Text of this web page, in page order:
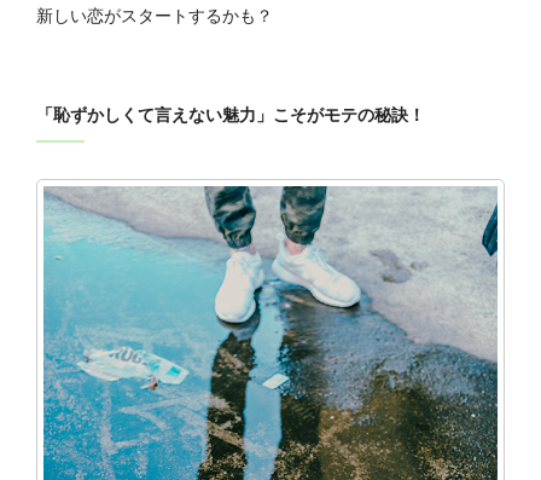
新しい恋がスタートするかも？
「恥ずかしくて言えない魅力」こそがモテの秘訣！